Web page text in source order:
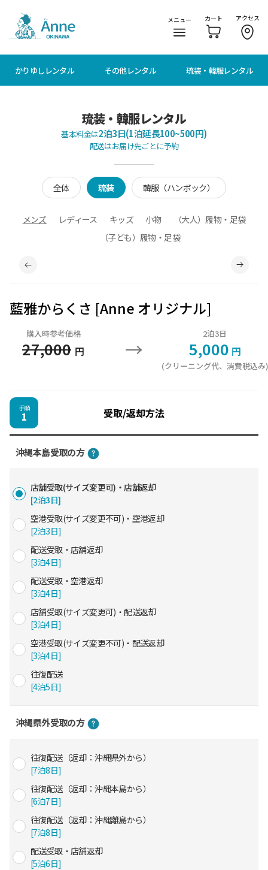
メニュー カート アクセス
かりゆしレンタル その他レンタル 琉装・韓服レンタル
琉装・韓服レンタル
基本料金は2泊3日(1泊延長100~500円)
配送はお届け先ごとに予約
全体 琉装 韓服（ハンボック）
メンズ レディース キッズ 小物
（大人）履物・足袋
（子ども）履物・足袋
藍雅からくさ [Anne オリジナル]
購入時参考価格
27,000 円 →
2泊3日
5,000 円
(クリーニング代、消費税込み)
手順
1 受取/返却方法
沖縄本島受取の方
店舗受取(サイズ変更可)・店舗返却
[2泊3日]
空港受取(サイズ変更不可)・空港返却
[2泊3日]
配送受取・店舗返却
[3泊4日]
配送受取・空港返却
[3泊4日]
店舗受取(サイズ変更可)・配送返却
[3泊4日]
空港受取(サイズ変更不可)・配送返却
[3泊4日]
往復配送
[4泊5日]
沖縄県外受取の方
往復配送（返却：沖縄県外から）
[7泊8日]
往復配送（返却：沖縄本島から）
[6泊7日]
往復配送（返却：沖縄離島から）
[7泊8日]
配送受取・店舗返却
[5泊6日]